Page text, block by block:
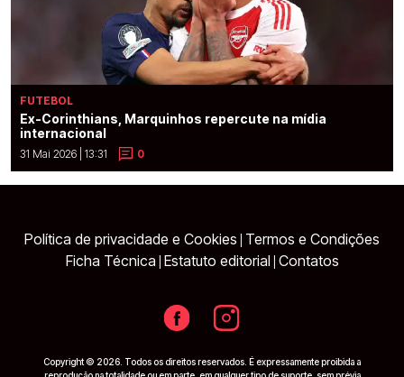
FUTEBOL
Ex-Corinthians, Marquinhos repercute na mídia
internacional
31 Mai 2026 | 13:31 0
Política de privacidade e Cookies Termos e Condições
Ficha Técnica Estatuto editorial Contatos
Copyright © 2026. Todos os direitos reservados. É expressamente proibida a
reprodução na totalidade ou em parte, em qualquer tipo de suporte, sem prévia